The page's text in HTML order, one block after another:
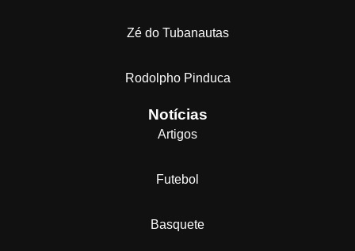
Zé do Tubanautas
Rodolpho Pinduca
Notícias
Artigos
Futebol
Basquete